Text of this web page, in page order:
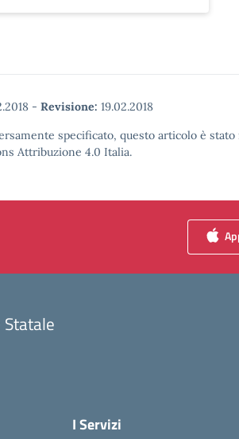
- Revisione: 19.02.2018
specificato, questo articolo è
Attribuzione 4.0 Italia.
I Servizi